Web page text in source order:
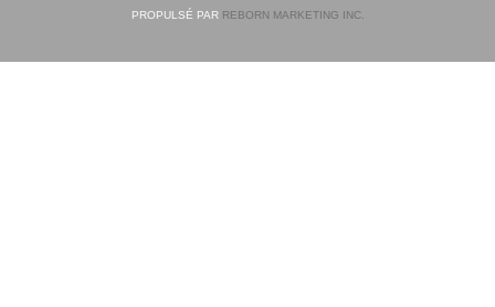
PROPULSÉ PAR REBORN MARKETING INC.